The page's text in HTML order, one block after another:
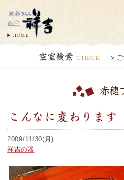
HOME
空室検索 CHECK
赤穂
こんなに変わります
2009/11/30(月)
祥吉の器